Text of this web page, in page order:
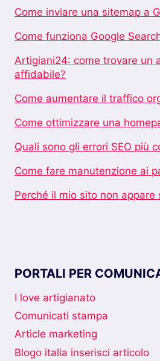
Come inviare una sitemap a
Come funziona Google
Artigiani24: come trovare un
affidabile?
Come aumentare il traffico
Come ottimizzare una
Quali sono gli errori SEO più
Come fare manutenzione ai
Perché il mio sito non appare
PORTALI PER
I love artigianato
Comunicati stampa
Article marketing
Blogo italia inserisci articolo